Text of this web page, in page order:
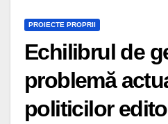
PROIECTE PROPRII
Echilibrul de
problemă
politicilor